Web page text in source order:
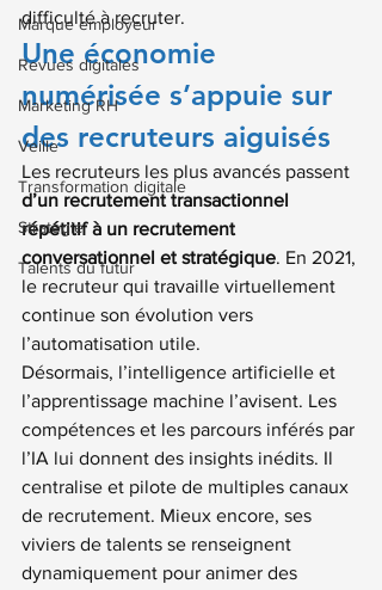
Marque employeur
Revues digitales
Marketing RH
Veille
Transformation digitale
Stratégie
Talents du futur
difficulté à recruter.
Une économie
numérisée s’appuie sur
des recruteurs aiguisés
Les recruteurs les plus avancés passent
d’un recrutement transactionnel
répétitif à un recrutement
conversationnel et stratégique. En 2021,
le recruteur qui travaille virtuellement
continue son évolution vers
l’automatisation utile.
Désormais, l’intelligence artificielle et
l’apprentissage machine l’avisent. Les
compétences et les parcours inférés par
l’IA lui donnent des insights inédits. Il
centralise et pilote de multiples canaux
de recrutement. Mieux encore, ses
viviers de talents se renseignent
dynamiquement pour animer des